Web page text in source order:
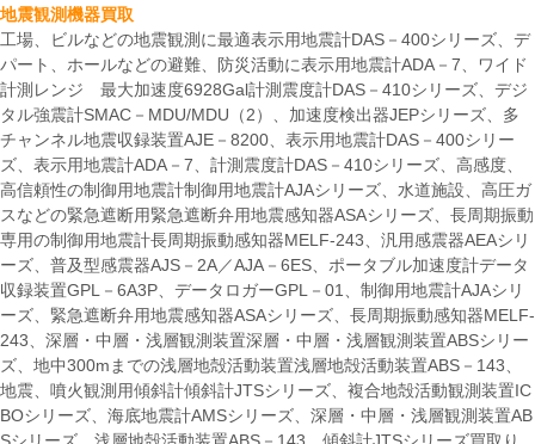
地震観測機器買取
工場、ビルなどの地震観測に最適表示用地震計DAS－400シリーズ、デ
パート、ホールなどの避難、防災活動に表示用地震計ADA－7、ワイド
計測レンジ 最大加速度6928Gal計測震度計DAS－410シリーズ、デジ
タル強震計SMAC－MDU/MDU（2）、加速度検出器JEPシリーズ、多
チャンネル地震収録装置AJE－8200、表示用地震計DAS－400シリー
ズ、表示用地震計ADA－7、計測震度計DAS－410シリーズ、高感度、
高信頼性の制御用地震計制御用地震計AJAシリーズ、水道施設、高圧ガ
スなどの緊急遮断用緊急遮断弁用地震感知器ASAシリーズ、長周期振動
専用の制御用地震計長周期振動感知器MELF-243、汎用感震器AEAシリ
ーズ、普及型感震器AJS－2A／AJA－6ES、ポータブル加速度計データ
収録装置GPL－6A3P、データロガーGPL－01、制御用地震計AJAシリ
ーズ、緊急遮断弁用地震感知器ASAシリーズ、長周期振動感知器MELF-
243、深層・中層・浅層観測装置深層・中層・浅層観測装置ABSシリー
ズ、地中300mまでの浅層地殻活動装置浅層地殻活動装置ABS－143、
地震、噴火観測用傾斜計傾斜計JTSシリーズ、複合地殻活動観測装置IC
BOシリーズ、海底地震計AMSシリーズ、深層・中層・浅層観測装置AB